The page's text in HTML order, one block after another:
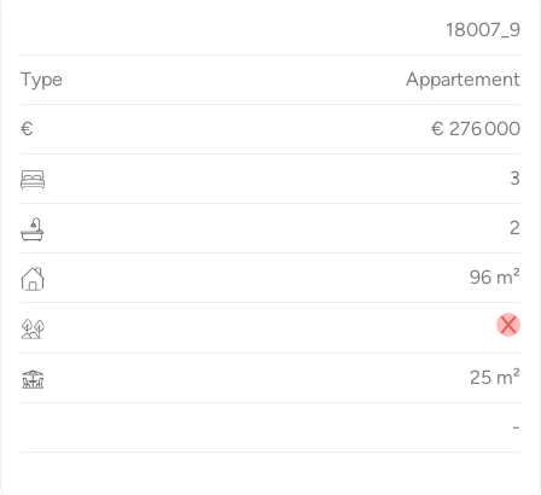
18007_9
Type Appartement
€ € 276 000
3
2
96 m²
25 m²
-